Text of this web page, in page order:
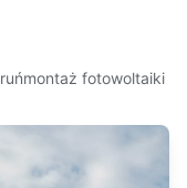
montaż fotowoltaiki